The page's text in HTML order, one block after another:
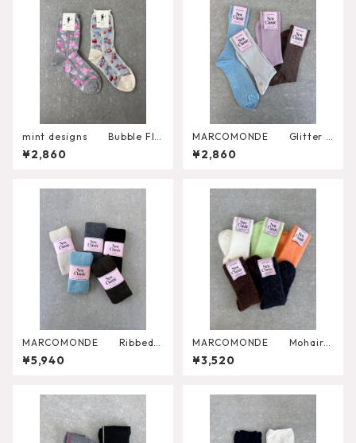
mint designs Bubble Flo
wer Socks （492SO4LW
04）
¥2,860
MARCOMONDE Glitter R
ibbed Socks
¥2,860
MARCOMONDE Ribbed T
ights
¥5,940
MARCOMONDE Mohair S
ocks
¥3,520